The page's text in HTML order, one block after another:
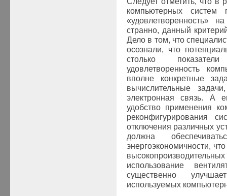
компьютерных систем
«удовлетворенность»
странно, данный
Дело в том, что
осознали, что
столько
удовлетворенность
вполне конкретные
вычислительные
электронная связь. А
удобство применения
реконфигурирования
отключения различных
должна
энергоэкономичности,
использование
существенно
используемых